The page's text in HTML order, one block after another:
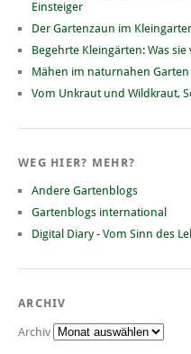
Einsteiger
Der Gartenzaun im
Begehrte Kleingärten: Was
Mähen im naturnahen Garten
Vom Unkraut und Wildkraut,
WEG HIER? MEHR?
Andere Gartenblogs
Gartenblogs international
Digital Diary - Vom Sinn des
ARCHIV
Archiv